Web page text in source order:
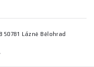
50781 Lázně Bělohrad